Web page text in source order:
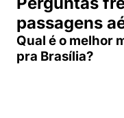
passagens
Qual é o melhor
pra Brasília?